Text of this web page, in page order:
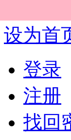
设为首
登录
注册
找回